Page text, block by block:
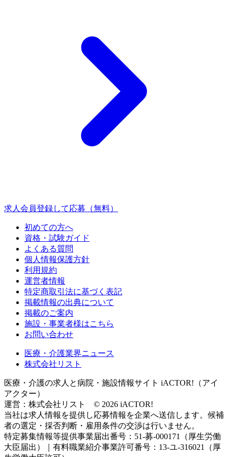
求人会員登録して応募（無料）
初めての方へ
資格・試験ガイド
よくある質問
個人情報保護方針
利用規約
運営者情報
特定商取引法に基づく表記
掲載情報の出典について
掲載のご案内
施設・事業者様はこちら
お問い合わせ
医療・介護業界ニュース
株式会社リスト
医療・介護の求人と病院・施設情報サイト iACTOR!（アイ
アクター）
運営：株式会社リスト © 2026 iACTOR!
当社は求人情報を提供し応募情報を企業へ送信します。候補
者の選定・採否判断・雇用条件の交渉は行いません。
特定募集情報等提供事業届出番号：51-募-000171（厚生労働
大臣届出）｜有料職業紹介事業許可番号：13-ユ-316021（厚